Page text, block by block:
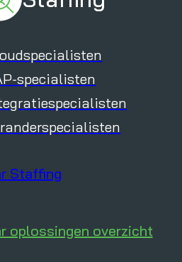
specialisten
Staffing
oplossingen overzicht